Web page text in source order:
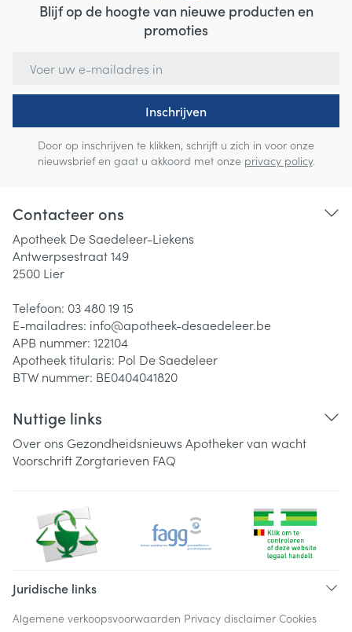
Blijf op de hoogte van nieuwe producten en
promoties
Inschrijven
Door op inschrijven te klikken, schrijft u zich in voor onze
nieuwsbrief en gaat u akkoord met onze privacy policy.
Contacteer ons
Apotheek De Saedeleer-Liekens
Antwerpsestraat 149
2500 Lier
Telefoon: 03 480 19 15
E-mailadres: info@apotheek-desaedeleer.be
APB nummer: 122104
Apotheek titularis: Pol De Saedeleer
BTW nummer: BE0404041820
Nuttige links
Over ons Gezondheidsnieuws Apotheker van wacht
VoorschriftZorgtarieven FAQ
Juridische links
Algemene verkoopsvoorwaarden Privacy disclaimer Cookies